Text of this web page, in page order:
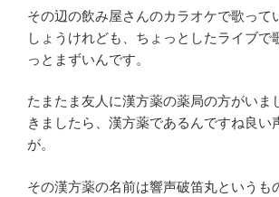
その辺の飲み屋さんのカラオケで歌って
しょうけれども、ちょっとしたライブで
っとまずいんです。
たまたま友人に漢方薬の薬局の方がいま
きましたら、漢方薬であるんですね良い
が。
その漢方薬の名前は響声破笛丸というも